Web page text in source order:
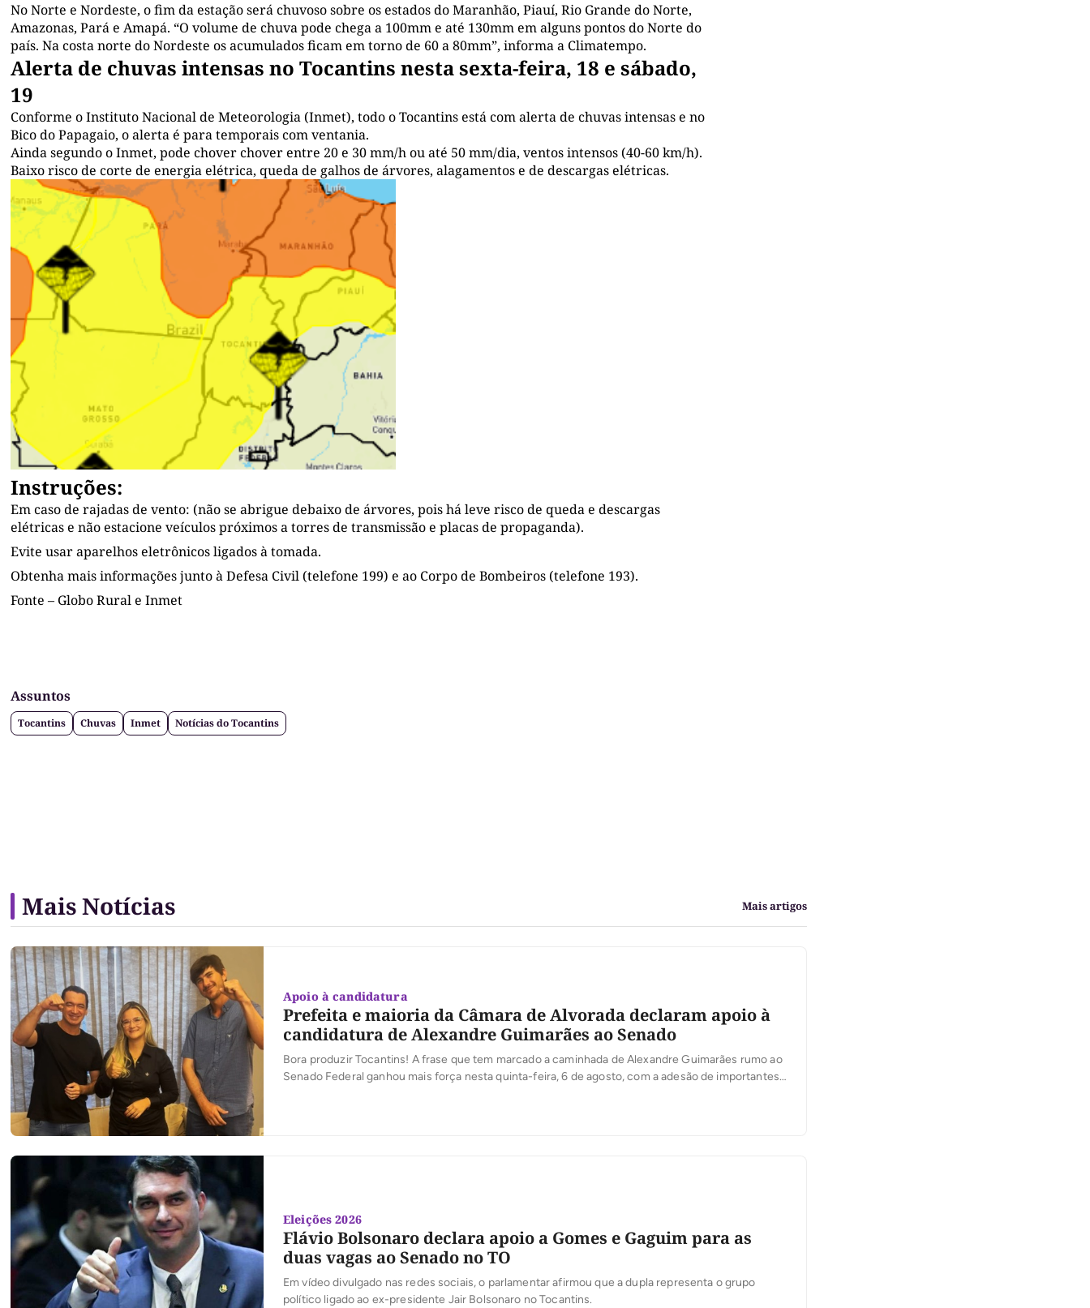
No Norte e Nordeste, o fim da estação será chuvoso sobre os estados do Maranhão, Piauí, Rio Grande do Norte,
Amazonas, Pará e Amapá. “O volume de chuva pode chega a 100mm e até 130mm em alguns pontos do Norte do
país. Na costa norte do Nordeste os acumulados ficam em torno de 60 a 80mm”, informa a Climatempo.
Alerta de chuvas intensas no Tocantins nesta sexta-feira, 18 e sábado,
19
Conforme o Instituto Nacional de Meteorologia (Inmet), todo o Tocantins está com alerta de chuvas intensas e no
Bico do Papagaio, o alerta é para temporais com ventania.
Ainda segundo o Inmet, pode chover chover entre 20 e 30 mm/h ou até 50 mm/dia, ventos intensos (40-60 km/h).
Baixo risco de corte de energia elétrica, queda de galhos de árvores, alagamentos e de descargas elétricas.
Instruções:
Em caso de rajadas de vento: (não se abrigue debaixo de árvores, pois há leve risco de queda e descargas
elétricas e não estacione veículos próximos a torres de transmissão e placas de propaganda).
Evite usar aparelhos eletrônicos ligados à tomada.
Obtenha mais informações junto à Defesa Civil (telefone 199) e ao Corpo de Bombeiros (telefone 193).
Fonte – Globo Rural e Inmet
Assuntos
Tocantins Chuvas Inmet Notícias do Tocantins
Mais Notícias Mais artigos
Apoio à candidatura
Prefeita e maioria da Câmara de Alvorada declaram apoio à
candidatura de Alexandre Guimarães ao Senado
Bora produzir Tocantins! A frase que tem marcado a caminhada de Alexandre Guimarães rumo ao
Senado Federal ganhou mais força nesta quinta-feira, 6 de agosto, com a adesão de importantes
Eleições 2026
Flávio Bolsonaro declara apoio a Gomes e Gaguim para as
duas vagas ao Senado no TO
Em vídeo divulgado nas redes sociais, o parlamentar afirmou que a dupla representa o grupo
político ligado ao ex-presidente Jair Bolsonaro no Tocantins.